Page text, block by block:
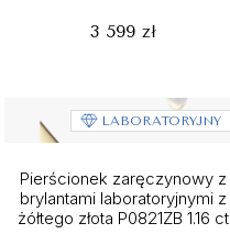
3 599 zł
LABORATORYJNY
Pierścionek zaręczynowy z
brylantami laboratoryjnymi z
żółtego złota P0821ZB 1.16 ct